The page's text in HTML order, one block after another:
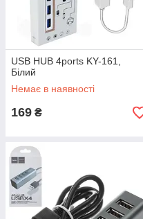
USB HUB 4ports KY-161,
Білий
Немає в наявності
169 ₴